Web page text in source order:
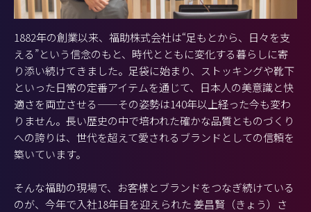
1882年の創業以来、福助株式会社は“足もとから、日々を支
える”という信念のもと、時代とともに変化する暮らしに寄
り添い続けてきました。足袋に始まり、ストッキングや靴下
といった日常の定番アイテムを通じて、日本人の美意識と快
適さを両立させる——その姿勢は140年以上経った今も変わ
りません。長い歴史の中で培われた確かな品質とものづくり
への誇りは、世代を超えて愛されるブランドとしての信頼を
築いています。
そんな福助の現場で、お客様とブランドをつなぎ続けている
のが、今年で入社18年目を迎えられた 姜昌賢（きょう）さ